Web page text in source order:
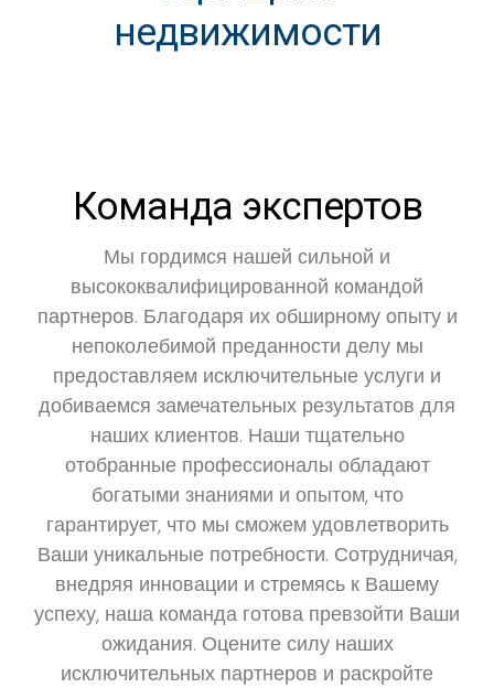
недвижимости
Команда экспертов
Мы гордимся нашей сильной и
высококвалифицированной командой
партнеров. Благодаря их обширному опыту и
непоколебимой преданности делу мы
предоставляем исключительные услуги и
добиваемся замечательных результатов для
наших клиентов. Наши тщательно
отобранные профессионалы обладают
богатыми знаниями и опытом, что
гарантирует, что мы сможем удовлетворить
Ваши уникальные потребности. Сотрудничая,
внедряя инновации и стремясь к Вашему
успеху, наша команда готова превзойти Ваши
ожидания. Оцените силу наших
исключительных партнеров и раскройте